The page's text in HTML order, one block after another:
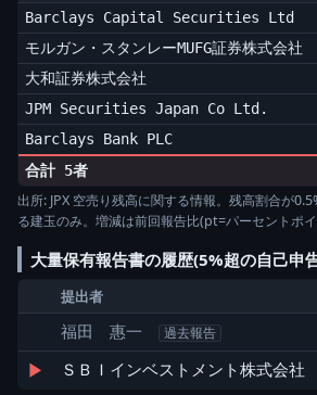
Barclays Capital Securities Ltd
モルガン・スタンレーMUFG証券株式会社
大和証券株式会社
JPM Securities Japan Co Ltd.
Barclays Bank PLC
合計 5者
出所: JPX 空売り残高に関する情報。残高割合が
る建玉のみ。増減は前回報告比(pt=パーセントポイ
大量保有報告書の履歴(5%超の自己申
提出者
福田 惠一
過去報告
▶ ＳＢＩインベストメント株式会社